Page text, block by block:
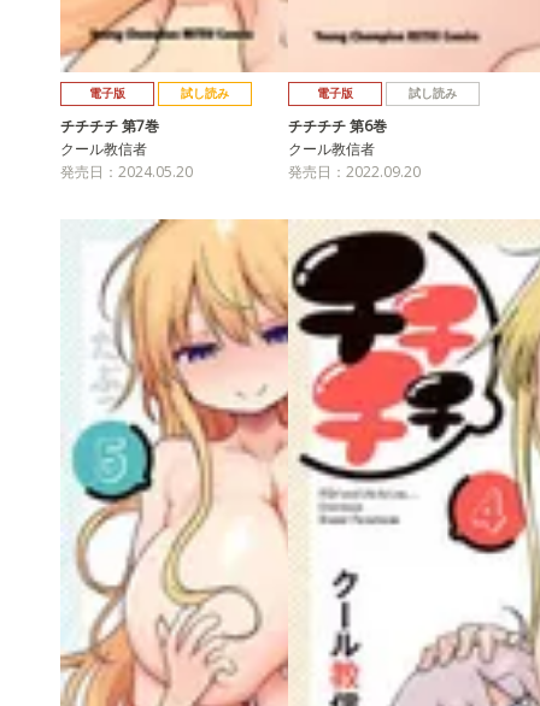
電子版 試し読み
チチチチ 第7巻
クール教信者
発売日：2024.05.20
電子版 試し読み
チチチチ 第6巻
クール教信者
発売日：2022.09.20